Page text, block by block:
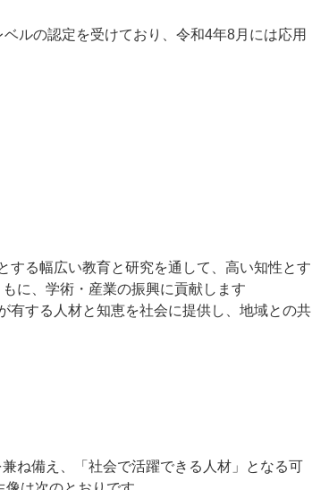
ルの認定を受けており、令和4年8月には応用
する幅広い教育と研究を通して、高い知性とす
に、学術・産業の振興に貢献します
有する人材と知恵を社会に提供し、地域との共
ね備え、「社会で活躍できる人材」となる可